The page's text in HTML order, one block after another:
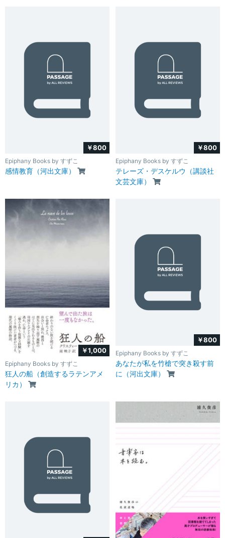
￥800
Epiphany Books by すずこ
感情教育（河出文庫）
￥800
Epiphany Books by すずこ
テレーズ・デスケルウ（講談社
文芸文庫）
￥1,000
Epiphany Books by すずこ
狂人の船（創造するラテンアメ
リカ）
￥800
Epiphany Books by すずこ
あなたが私を竹槍で突き殺す前
に（河出文庫）